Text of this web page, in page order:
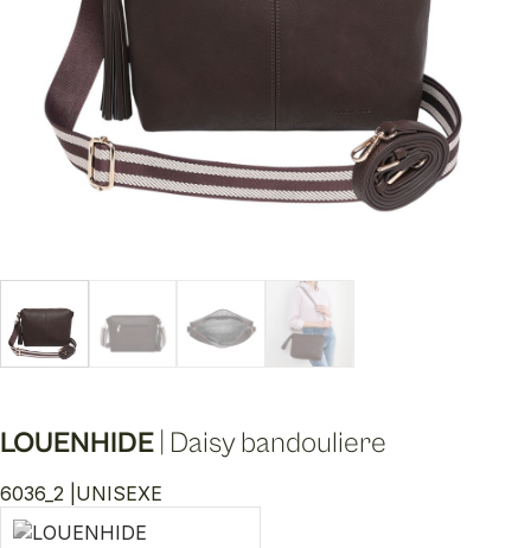
LOUENHIDE Daisy bandouliere
6036_2 | UNISEXE